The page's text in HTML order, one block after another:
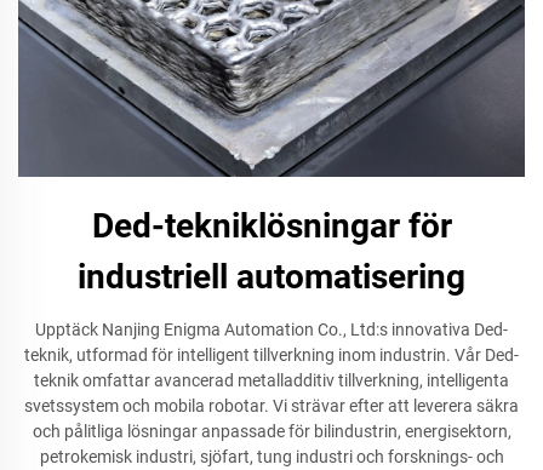
Ded-tekniklösningar för
industriell automatisering
Upptäck Nanjing Enigma Automation Co., Ltd:s innovativa Ded-
teknik, utformad för intelligent tillverkning inom industrin. Vår Ded-
teknik omfattar avancerad metalladditiv tillverkning, intelligenta
svetssystem och mobila robotar. Vi strävar efter att leverera säkra
och pålitliga lösningar anpassade för bilindustrin, energisektorn,
petrokemisk industri, sjöfart, tung industri och forsknings- och